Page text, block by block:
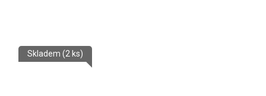
Skladem (2 ks)